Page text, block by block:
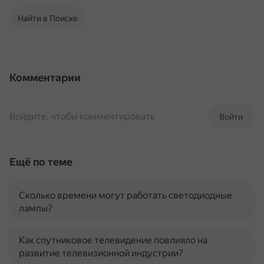
Найти в Поиске
Комментарии
Войти
Войдите, чтобы комментировать
Ещё по теме
Сколько времени могут работать светодиодные
лампы?
Как спутниковое телевидение повлияло на
развитие телевизионной индустрии?